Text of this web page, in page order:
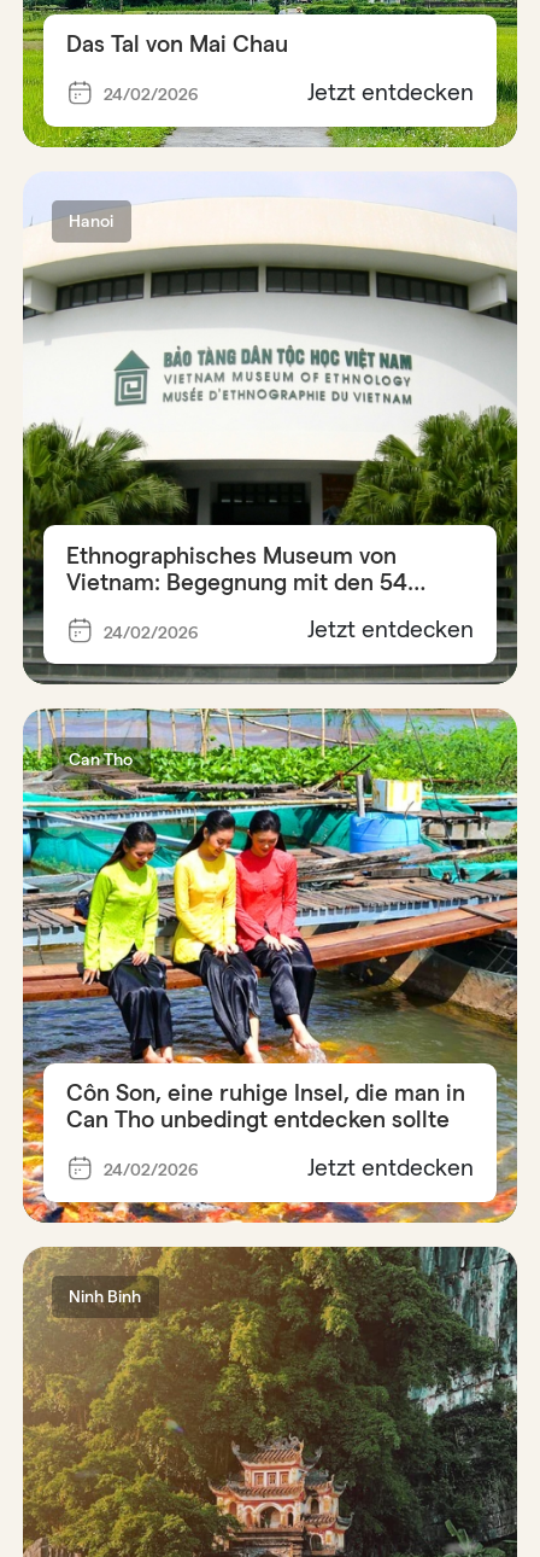
Das Tal von Mai Chau
24/02/2026 Jetzt entdecken
Hanoi
Ethnographisches Museum von
Vietnam: Begegnung mit den 54
24/02/2026 Jetzt entdecken
Can Tho
Côn Son, eine ruhige Insel, die man in
Can Tho unbedingt entdecken sollte
24/02/2026 Jetzt entdecken
Ninh Binh